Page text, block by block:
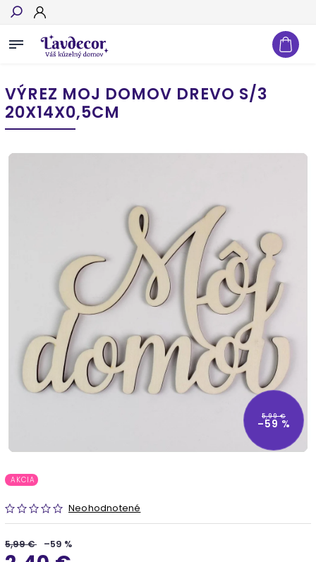
Hľadať
VÝREZ MOJ DOMOV DREVO S/3
20X14X0,5CM
5,99 €
–59 %
AKCIA
Neohodnotené
5,99 € –59 %